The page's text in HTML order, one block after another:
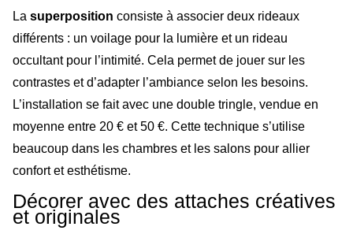
La superposition consiste à associer deux rideaux
différents : un voilage pour la lumière et un rideau
occultant pour l’intimité. Cela permet de jouer sur les
contrastes et d’adapter l’ambiance selon les besoins.
L’installation se fait avec une double tringle, vendue en
moyenne entre 20 € et 50 €. Cette technique s’utilise
beaucoup dans les chambres et les salons pour allier
confort et esthétisme.
Décorer avec des attaches créatives
et originales